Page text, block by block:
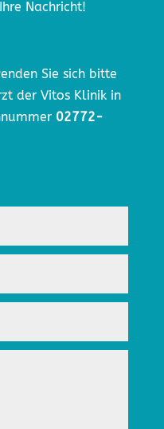
Nachricht!
Sie sich bitte
der Vitos Klinik in
02772-